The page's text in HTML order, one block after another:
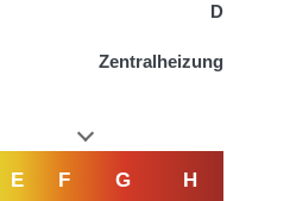
D
Zentralheizung
E F G H